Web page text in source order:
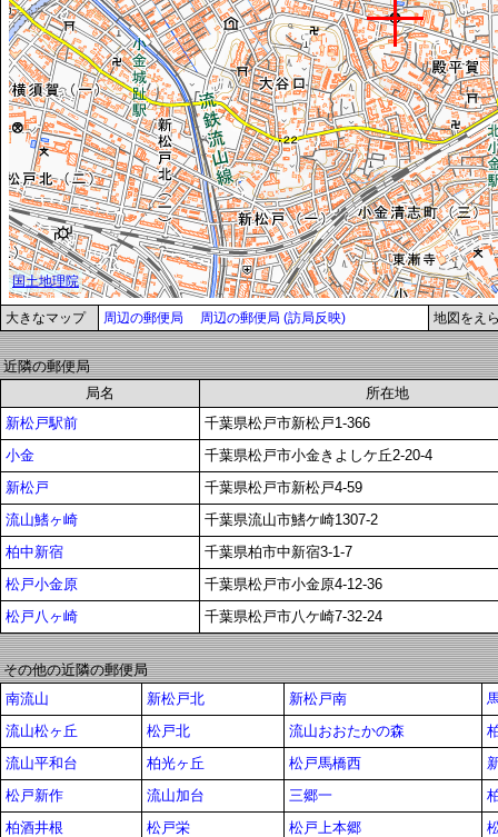
大きなマップ 周辺の郵便局 周辺の郵便局 (訪局反映) 地図をえ
近隣の郵便局
局名
所在地
新松戸駅前
千葉県松戸市新松戸1-366
小金
千葉県松戸市小金きよしケ丘2-20-4
新松戸
千葉県松戸市新松戸4-59
流山鰭ヶ崎
千葉県流山市鰭ケ崎1307-2
柏中新宿
千葉県柏市中新宿3-1-7
松戸小金原
千葉県松戸市小金原4-12-36
松戸八ヶ崎
千葉県松戸市八ケ崎7-32-24
その他の近隣の郵便局
南流山
新松戸北 新松戸南
流山松ヶ丘
松戸北 流山おおたかの森
流山平和台
柏光ヶ丘 松戸馬橋西
松戸新作
流山加台 三郷一
柏酒井根
松戸栄 松戸上本郷